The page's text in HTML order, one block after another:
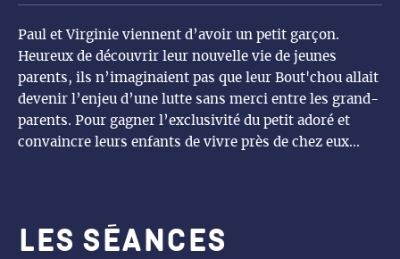
Paul et Virginie viennent d’avoir un petit garçon.
Heureux de découvrir leur nouvelle vie de jeunes
parents, ils n’imaginaient pas que leur Bout'chou allait
devenir l’enjeu d’une lutte sans merci entre les grand-
parents. Pour gagner l’exclusivité du petit adoré et
convaincre leurs enfants de vivre près de chez eux...
Les séances